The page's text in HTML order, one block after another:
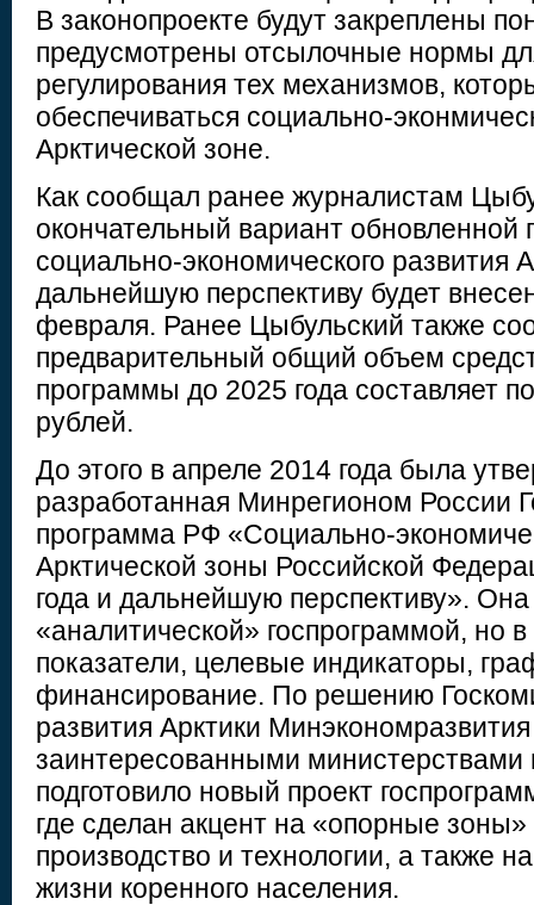
В законопроекте будут закреплены
предусмотрены отсылочные нормы
регулирования тех механизмов,
обеспечиваться социально-
Арктической зоне.
Как сообщал ранее журналистам
окончательный вариант обновленной
социально-экономического развития
дальнейшую перспективу будет
февраля. Ранее Цыбульский также
предварительный общий объем
программы до 2025 года составляет
рублей.
До этого в апреле 2014 года была
разработанная Минрегионом России
программа РФ «Социально-
Арктической зоны Российской
года и дальнейшую перспективу».
«аналитической» госпрограммой, но
показатели, целевые индикаторы,
финансирование. По решению
развития Арктики
заинтересованными министерствами
подготовило новый проект
где сделан акцент на «опорные зоны»
производство и технологии, а также
жизни коренного населения.